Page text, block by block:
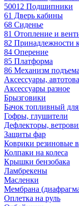
50012 Подшипники
61 Дверь кабины
68 Сиденье
81 Отопление и
82 Принадлежности
84 Оперение
85 Платформа
86 Механизм
Аксессуары,
Аксессуары разное
Брызговики
Бачок топливный
Гофры, глушители
Дефлекторы,
Защиты фар
Коврики резиновые
Колпаки на колеса
Крышки бензобака
Ламбрекены
Масленки
Мембрана
Оплетка на руль